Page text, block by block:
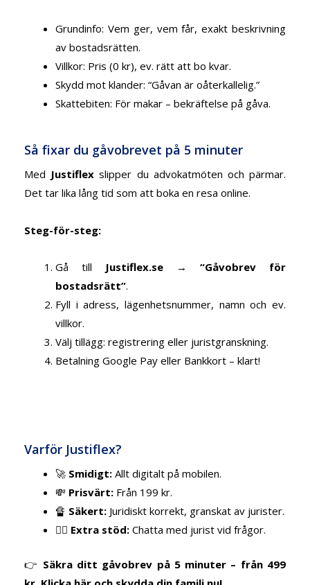
Grundinfo: Vem ger, vem får, exakt beskrivning
av bostadsrätten.
Villkor: Pris (0 kr), ev. rätt att bo kvar.
Skydd mot klander: “Gåvan är oåterkallelig.”
Skattebiten: För makar – bekräftelse på gåva.
Så fixar du gåvobrevet på 5 minuter
Med Justiflex slipper du advokatmöten och pärmar.
Det tar lika lång tid som att boka en resa online.
Steg-för-steg:
Gå till Justiflex.se → “Gåvobrev för
bostadsrätt”.
Fyll i adress, lägenhetsnummer, namn och ev.
villkor.
Välj tillägg: registrering eller juristgranskning.
Betalning Google Pay eller Bankkort – klart!
Varför Justiflex?
🚀 Smidigt: Allt digitalt på mobilen.
💸 Prisvärt: Från 199 kr.
🔏 Säkert: Juridiskt korrekt, granskat av jurister.
👩‍⚖️ Extra stöd: Chatta med jurist vid frågor.
👉 Säkra ditt gåvobrev på 5 minuter – från 499